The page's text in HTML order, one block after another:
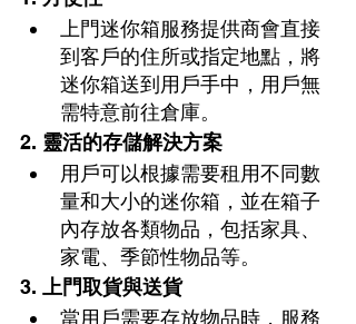
上門迷你箱服務提供商會直接
到客戶的住所或指定地點，將
迷你箱送到用戶手中，用戶無
需特意前往倉庫。
2. 靈活的存儲解決方案
用戶可以根據需要租用不同數
量和大小的迷你箱，並在箱子
內存放各類物品，包括家具、
家電、季節性物品等。
3.
上門取貨與送貨
當用戶需要存放物品時，服務